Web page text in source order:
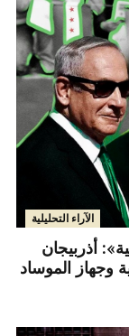
الآراء التحليلية
أذربيجان
وجهاز الموساد